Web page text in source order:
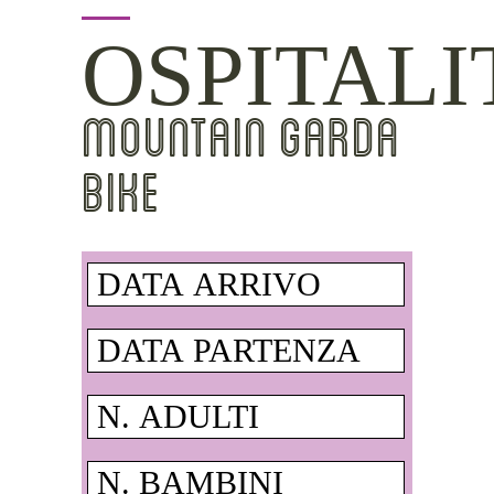
MOUNTAIN GARDA
BIKE